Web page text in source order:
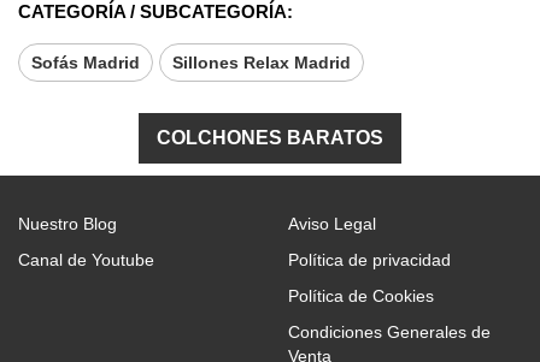
CATEGORÍA / SUBCATEGORÍA:
Sofás Madrid Sillones Relax Madrid
COLCHONES BARATOS
Nuestro Blog
Canal de Youtube
Aviso Legal
Política de privacidad
Política de Cookies
Condiciones Generales de
Venta